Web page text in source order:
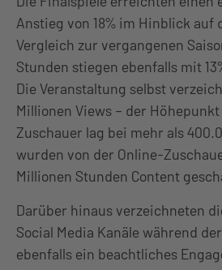
Anstieg von 18% im Hinblick auf
Vergleich zur vergangenen
Stunden stiegen ebenfalls mit
Die Veranstaltung selbst
Millionen Views – der
Zuschauer lag bei mehr als
wurden von der Online-
Millionen Stunden Content
Darüber hinaus verzeichneten
Social Media Kanäle während
ebenfalls ein beachtliches